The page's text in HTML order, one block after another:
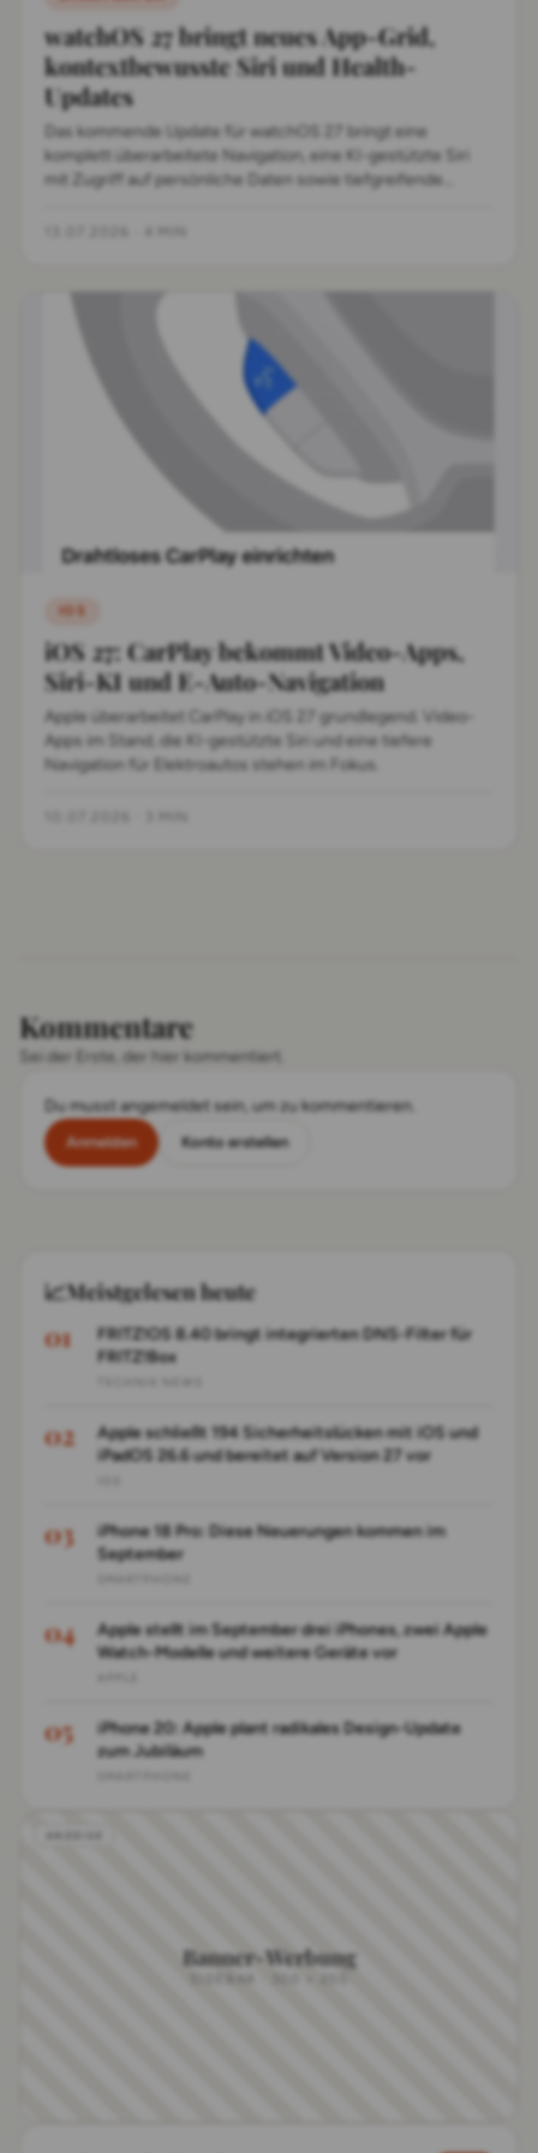
watchOS 27 bringt neues App-Grid,
kontextbewusste Siri und Health-
Updates
Das kommende Update für watchOS 27 bringt eine
komplett überarbeitete Navigation, eine KI-gestützte Siri
mit Zugriff auf persönliche Daten sowie tiefgreifende
IOS
iOS 27: CarPlay bekommt Video-Apps,
Siri-KI und E-Auto-Navigation
Apple überarbeitet CarPlay in iOS 27 grundlegend. Video-
Apps im Stand, die KI-gestützte Siri und eine tiefere
Navigation für Elektroautos stehen im Fokus.
Kommentare
Sei der Erste, der hier kommentiert.
Du musst angemeldet sein, um zu kommentieren.
Anmelden Konto erstellen
📈Meistgelesen heute
FRITZ!OS 8.40 bringt integrierten DNS-Filter für
FRITZ!Box
Apple schließt 194 Sicherheitslücken mit iOS und
iPadOS 26.6 und bereitet auf Version 27 vor
iPhone 18 Pro: Diese Neuerungen kommen im
September
Apple stellt im September drei iPhones, zwei Apple
Watch-Modelle und weitere Geräte vor
iPhone 20: Apple plant radikales Design-Update
zum Jubiläum
Banner-Werbung